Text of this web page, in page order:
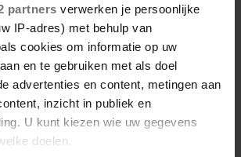
partners verwerken je persoonlijke
IP-adres) met behulp van
cookies om informatie op uw
en te gebruiken met als doel
advertenties en content, metingen aan
inzicht in publiek en
U kunt kiezen wie uw gegevens
doelen.